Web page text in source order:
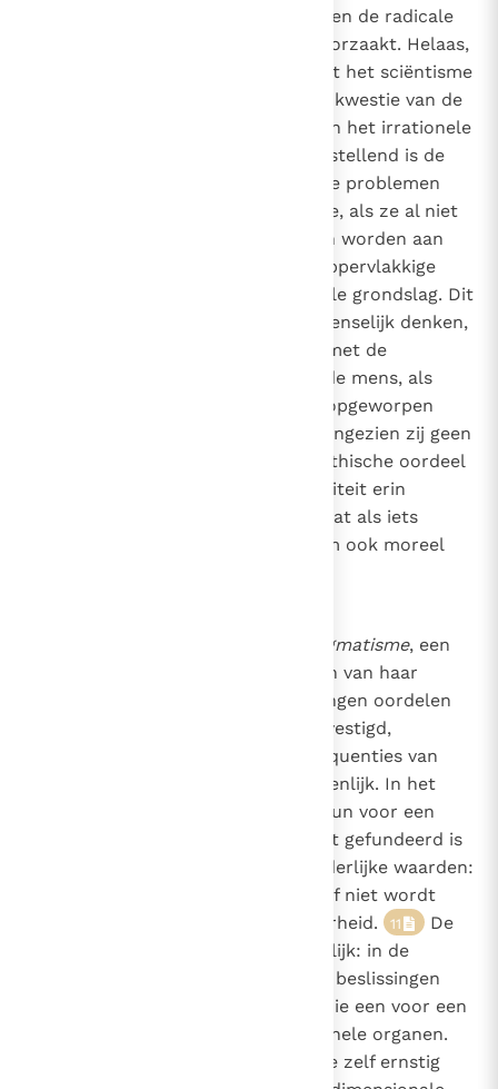
ingang in verschillende culturen en de radicale
veranderingen die het heeft veroorzaakt. Helaas,
zo moet men vaststellen, verwijst het sciëntisme
alles wat te maken heeft met de kwestie van de
zin van het leven naar het rijk van het irrationele
of imaginaire. Niet minder teleurstellend is de
wijze waarop het de andere grote problemen
van de wijsbegeerte benadert, die, als ze al niet
genegeerd worden, onderworpen worden aan
analyses die gebaseerd zijn op oppervlakkige
analogieën, zonder enige rationele grondslag. Dit
leidt tot de verarming van het menselijk denken,
dat zich niet langer bezighoudt met de
eschatologische problemen die de mens, als
constant heeft opgeworpen
vanaf het begin van de tijd. En aangezien zij geen
ruimte laat voor kritiek die het ethische oordeel
biedt, is de sciëntistische mentaliteit erin
geslaagd velen te laten denken dat als iets
technisch mogelijk is, het daarom ook moreel
pragmatisme, een
geesteshouding die bij het maken van haar
keuzes, theoretische beschouwingen oordelen
die op ethische principes zijn gevestigd,
buitensluit. De praktische consequenties van
deze wijze van denken zijn aanzienlijk. In het
bijzonder is er een groeiende steun voor een
opvatting van democratie die niet gefundeerd is
op enige referentie aan onveranderlijke waarden:
of een handeling toelaatbaar is of niet wordt
beslist bij parlementaire meerderheid. 11
De
consequenties hiervan zijn duidelijk: in de
praktijk worden de grote morele beslissingen
ondergeschikt aan beslissingen die een voor een
genomen worden door institutionele organen.
Bovendien wordt de antropologie zelf ernstig